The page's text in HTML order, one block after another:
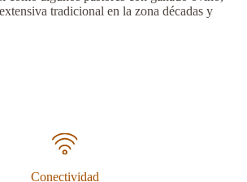
tradicional en la zona décadas y
Conectividad